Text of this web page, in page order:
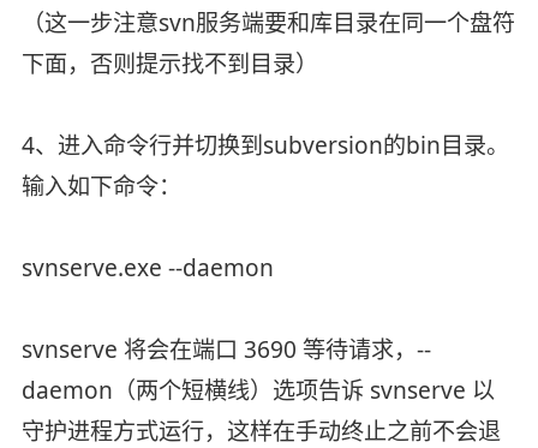
（这一步注意svn服务端要和库目录在同一个盘符
下面，否则提示找不到目录）
4、进入命令行并切换到subversion的bin目录。
输入如下命令：
svnserve.exe --daemon
svnserve 将会在端口 3690 等待请求，--
daemon（两个短横线）选项告诉 svnserve 以
守护进程方式运行，这样在手动终止之前不会退